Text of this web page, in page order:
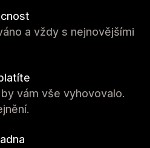
a vždy s nejnovějšími
vám vše vyhovovalo.